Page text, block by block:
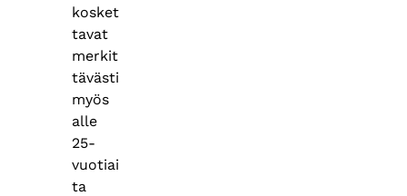
kosket
tavat
merkit
tävästi
myös
alle
25-
vuotiai
ta